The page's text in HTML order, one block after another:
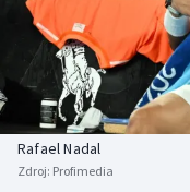
Americký fotbal
Baseball a softbal
Basketbal
Biatlon
NEPŘEHLÉDNĚTE
Soutěže
Historické návraty
Aplikace ČT sport
Rafael Nadal
Zdroj: Profimedia